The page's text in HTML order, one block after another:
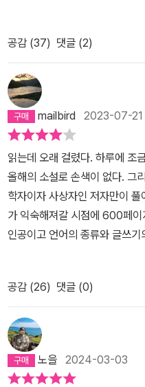
은 더 특별한 공감으로 다가가
가고 있음을 진지하게 느끼는
를 응원하며.<리스본행 야간열
이다. 필명이다. 똑같이 두툼한
아 책꽂이에 방치되어 있었다.
생일을 핑계 삼아 딱 한 권만 구
데, 나를 위한 선물이라는 의미
이 집어 들어 펼쳐봤다. 대단히
을 받아봤던 그때의 나와 지금
조금은 의미심장한 마음으로
면 책을 집어삼키면서 괴로움
생시켰다. 이 책을 집어 든 순
시작하게 만든 마음의 무게가
지, 안개가 걷힌 것처럼 서서히
로만 그친 게 아니라 무언가를
간에 괜한 뿌듯함마저 들었다.
을 다른 마음가짐으로 듣는 순
리워했는가를 깨닫는 ‘레이랜드
공감 (37) 댓글 (2)
mailbird 2023-07-21
읽는데 오래 걸렸다. 하루에 조
올해의 소설로 손색이 없다. 그
학자이자 사상자인 저자만이
가 익숙해져갈 시점에 600페
인공이고 언어의 종류와 글쓰
지만) 이야기의 진실성속에 무
하나, 현재 없는 아내에게 보내
글이 아니었겠는가?
공감 (26) 댓글 (0)
노을 2024-03-03